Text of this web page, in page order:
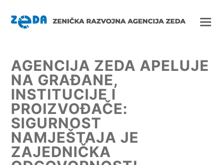
AGENCIJA ZEDA APELUJE
NA GRAĐANE,
INSTITUCIJE I
PROIZVOĐAČE:
SIGURNOST
NAMJEŠTAJA JE
ZAJEDNIČKA